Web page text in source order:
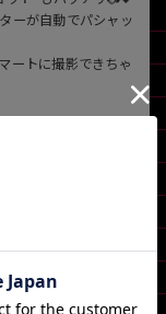
ーが自動でパシャッ
ートに撮影できちゃ
イに残せちゃうのが
とにかくキマる！